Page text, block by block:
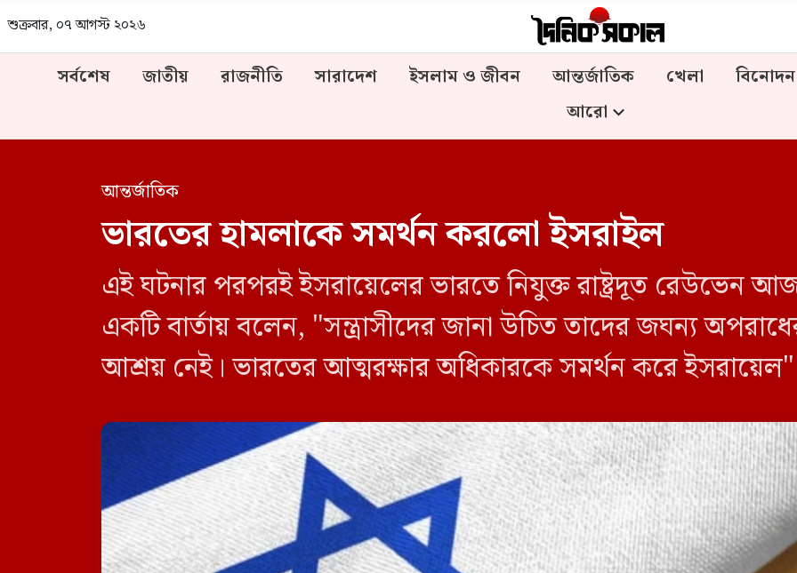
শুক্রবার, ০৭ আগস্ট ২০২৬
সর্বশেষ জাতীয় রাজনীতি সারাদেশ ইসলাম ও জীবন আন্তর্জাতিক খেলা বিনোদন
আরো
আন্তর্জাতিক
ভারতের হামলাকে সমর্থন করলো ইসরাইল
এই ঘটনার পরপরই ইসরায়েলের ভারতে নিযুক্ত রাষ্ট্রদূত রেউভেন
একটি বার্তায় বলেন, "সন্ত্রাসীদের জানা উচিত তাদের জঘন্য অপরাধের কারণে কোনো নিরাপদ
আশ্রয় নেই। ভারতের আত্মরক্ষার অধিকারকে সমর্থন করে